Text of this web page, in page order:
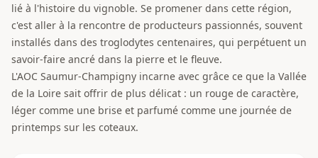
lié à l'histoire du vignoble. Se promener dans cette région,
c'est aller à la rencontre de producteurs passionnés, souvent
installés dans des troglodytes centenaires, qui perpétuent un
savoir-faire ancré dans la pierre et le fleuve.
L'AOC Saumur-Champigny incarne avec grâce ce que la Vallée
de la Loire sait offrir de plus délicat : un rouge de caractère,
léger comme une brise et parfumé comme une journée de
printemps sur les coteaux.